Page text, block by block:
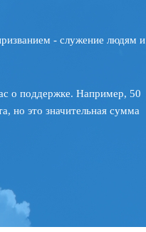
- служение людям и
о поддержке. Например, 50
но это значительная сумма